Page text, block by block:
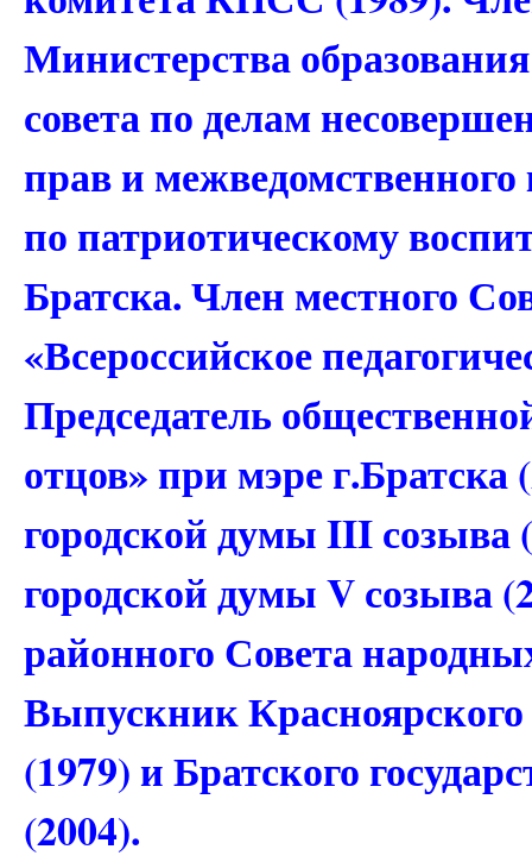
Министерства
совета по делам
прав и
по патриотическому
Братска. Член местного
«Всероссийское
Председатель
отцов» при мэре г.Братска
городской думы III созыва
городской думы V созыва
районного Совета
Выпускник Красноярского
(1979) и Братского
(2004).